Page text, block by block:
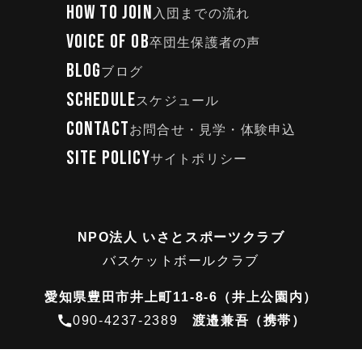
HOW TO JOIN 入団までの流れ
VOICE OF OB卒団生保護者の声
BLOGブログ
SCHEDULEスケジュール
CONTACTお問合せ・見学・体験申込
SITE POLICYサイトポリシー
NPO法人 いさとスポーツクラブ
バスケットボールクラブ
愛知県豊田市井上町11-8-6（井上公園内）
090-4237-2389 渡邉兼吾（携帯）